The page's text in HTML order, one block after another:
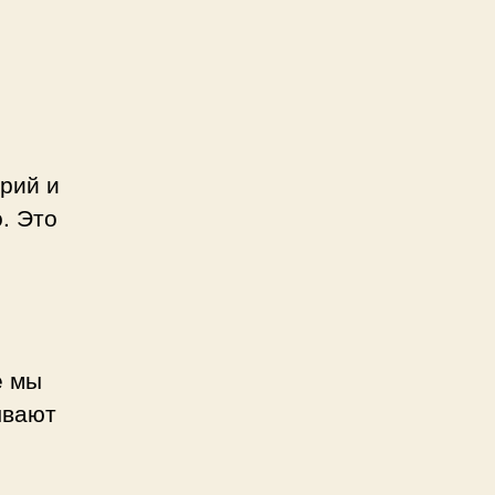
и
Это
мы